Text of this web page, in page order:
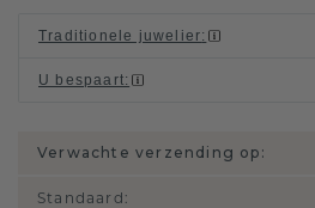
Traditionele juwelier:
U bespaart:
Verwachte verzending op:
Standaard :